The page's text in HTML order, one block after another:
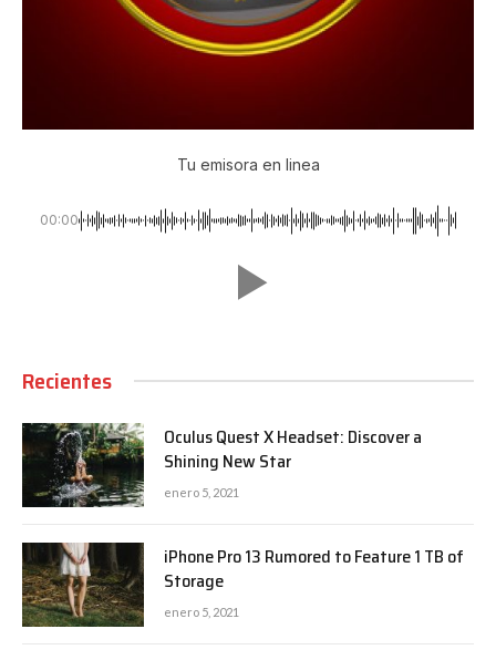
Tu emisora en linea
00:00
Recientes
Oculus Quest X Headset: Discover a
Shining New Star
enero 5, 2021
iPhone Pro 13 Rumored to Feature 1 TB of
Storage
enero 5, 2021